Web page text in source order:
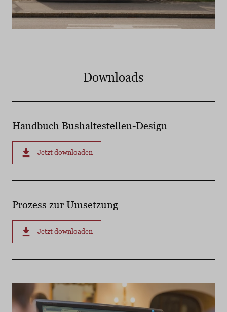
Downloads
Handbuch Bushaltestellen-Design
Jetzt downloaden
Prozess zur Umsetzung
Jetzt downloaden